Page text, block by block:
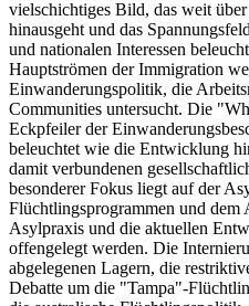
vielschichtiges Bild, das weit
hinausgeht und das
und nationalen Interessen
Hauptströmen der Immigration
Einwanderungspolitik, die
Communities untersucht. Die
Eckpfeiler der
beleuchtet wie die Entwicklung
damit verbundenen
besonderer Fokus liegt auf der
Flüchtlingsprogrammen und
Asylpraxis und die aktuellen
offengelegt werden. Die
abgelegenen Lagern, die
Debatte um die "Tampa"-